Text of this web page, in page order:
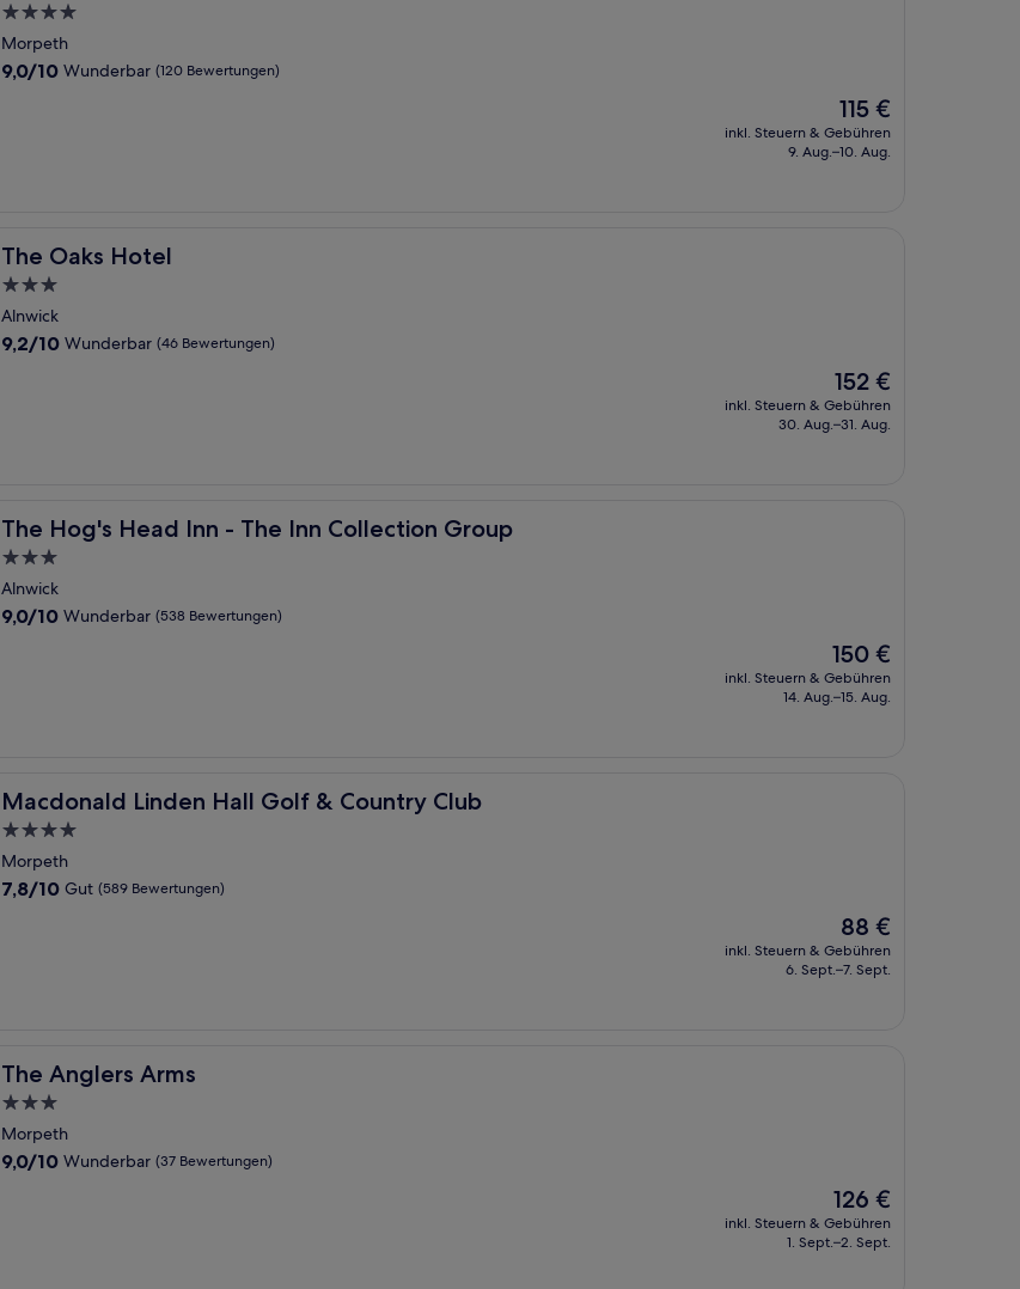
4.0-
Sterne-
Unterkunft
Morpeth
9.0
9,0/10 Wunderbar (120 Bewertungen)
Der
Preis
beträgt
115 €
inkl. Steuern & Gebühren
9. Aug.–10. Aug.
The Oaks Hotel
The Oaks Hotel
3.0-
Sterne-
Unterkunft
Alnwick
9.2
9,2/10 Wunderbar (46 Bewertungen)
Der
Preis
beträgt
152 €
inkl. Steuern & Gebühren
30. Aug.–31. Aug.
The Hog's Head Inn - The Inn Collection Group
The Hog's Head Inn - The Inn Collection Group
3.0-
Sterne-
Unterkunft
Alnwick
9.0
9,0/10 Wunderbar (538 Bewertungen)
Der
Preis
beträgt
150 €
inkl. Steuern & Gebühren
14. Aug.–15. Aug.
Macdonald Linden Hall Golf & Country Club
Macdonald Linden Hall Golf & Country Club
4.0-
Sterne-
Unterkunft
Morpeth
7.8
7,8/10 Gut (589 Bewertungen)
Der
Preis
beträgt
88 €
inkl. Steuern & Gebühren
6. Sept.–7. Sept.
The Anglers Arms
The Anglers Arms
3.0-
Sterne-
Unterkunft
Morpeth
9.0
9,0/10 Wunderbar (37 Bewertungen)
Der
Preis
beträgt
126 €
inkl. Steuern & Gebühren
1. Sept.–2. Sept.